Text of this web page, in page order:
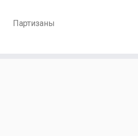
Партизаны